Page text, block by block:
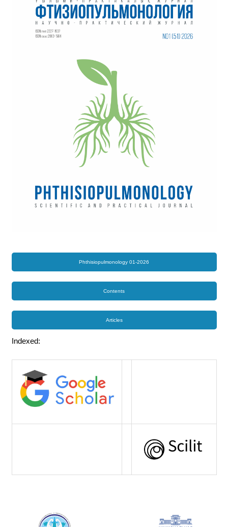
Phthisiopulmonology 01-2026
Contents
Articles
Indexed: